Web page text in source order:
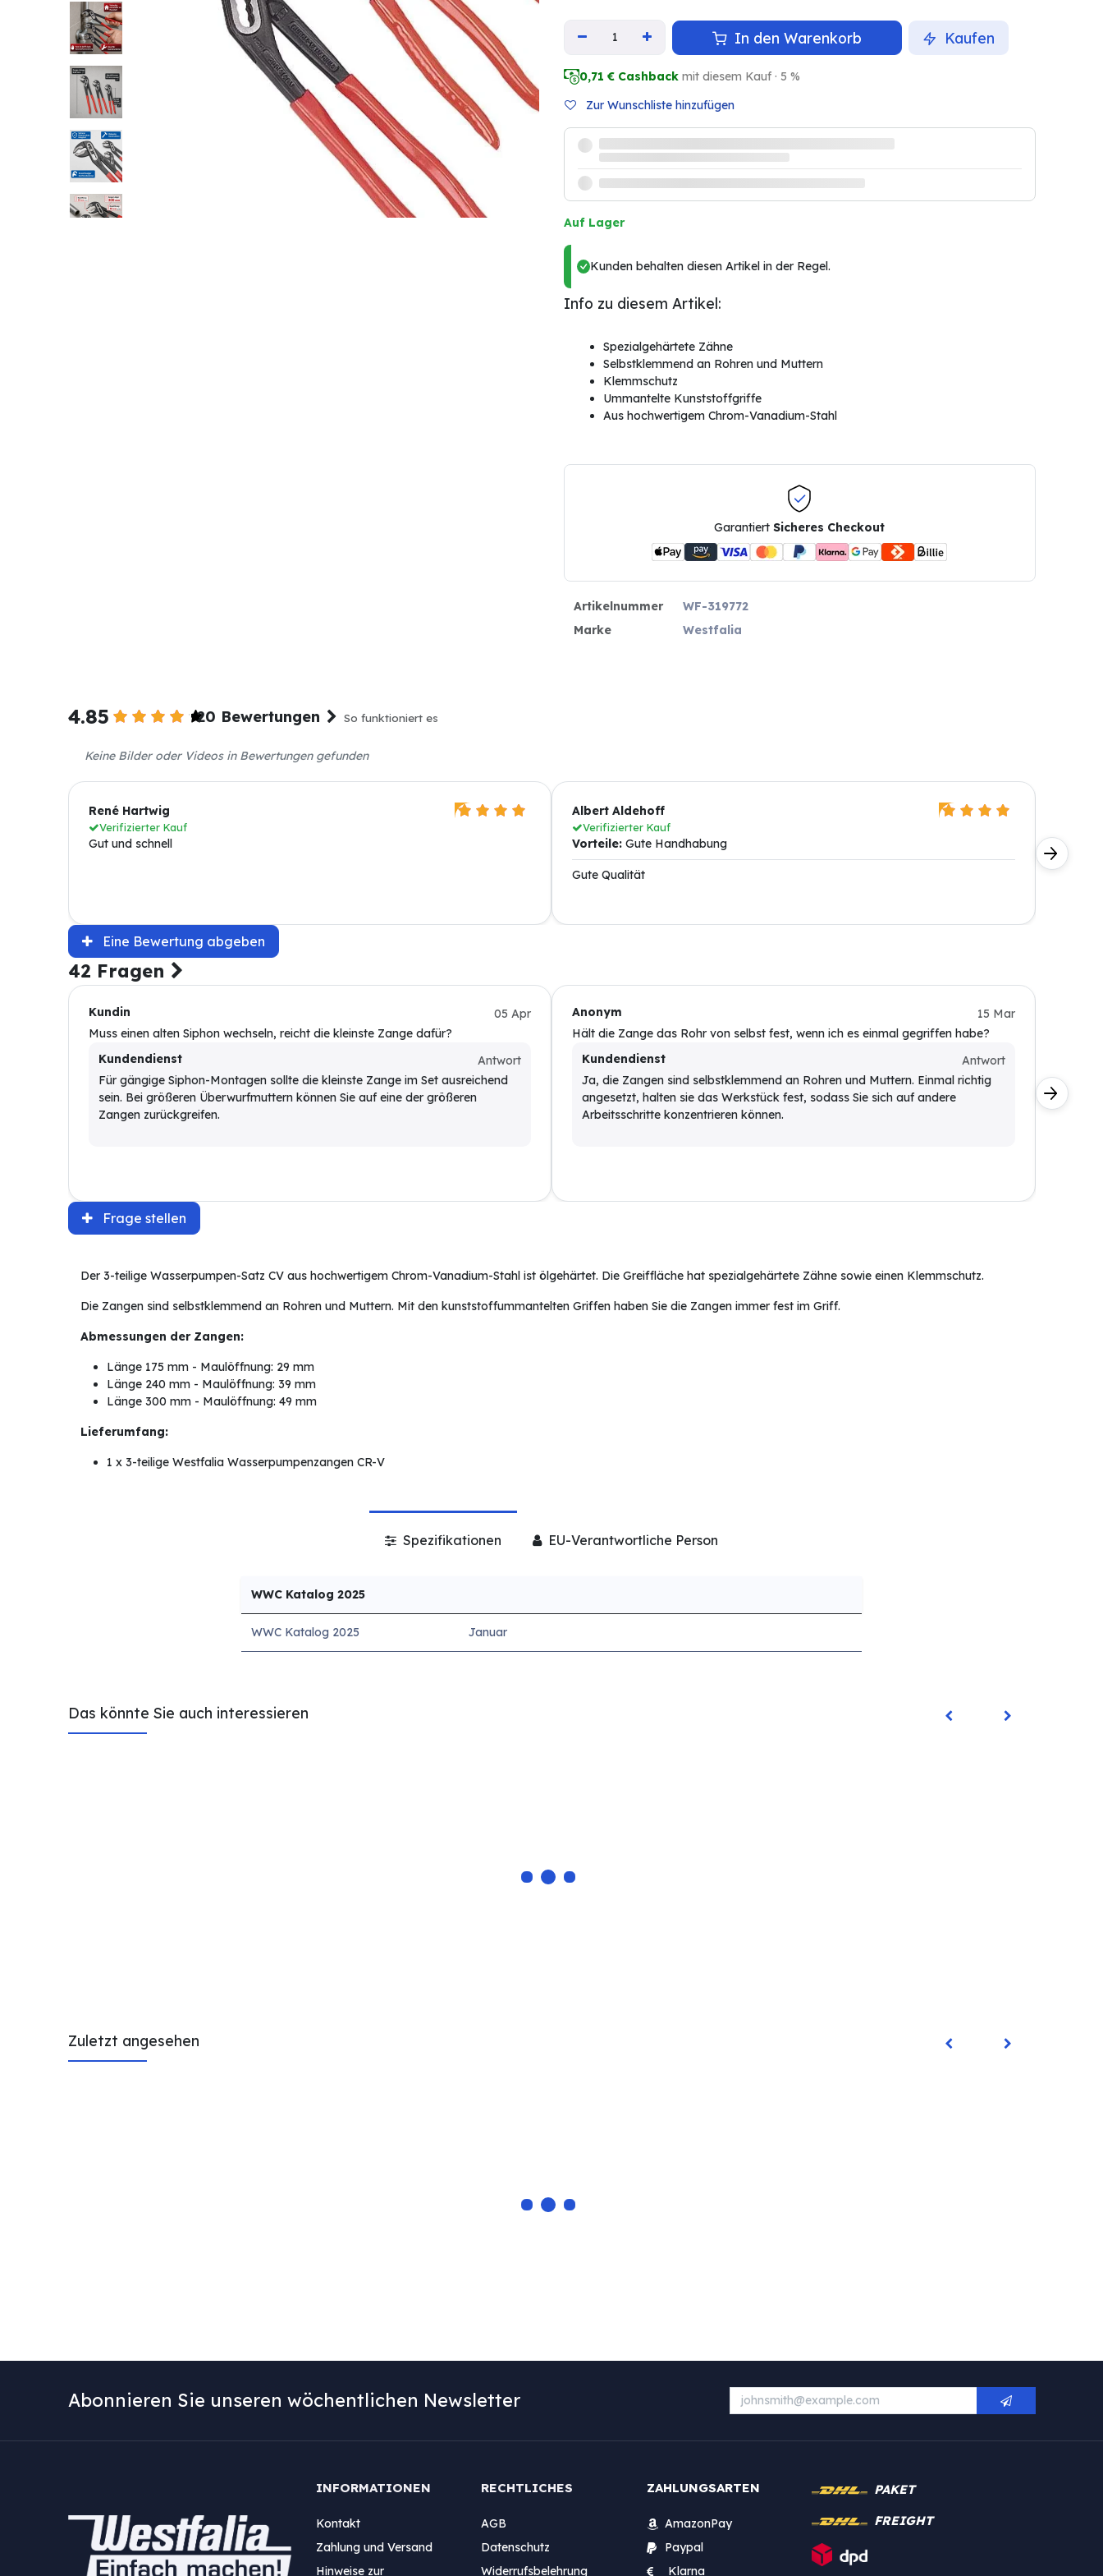
In den Warenkorb Kaufen
0,71 € Cashback mit diesem Kauf · 5 %
Zur Wunschliste hinzufügen
Auf Lager
Kunden behalten diesen Artikel in der Regel.
Info zu diesem Artikel:
Spezialgehärtete Zähne
Selbstklemmend an Rohren und Muttern
Klemmschutz
Ummantelte Kunststoffgriffe
Aus hochwertigem Chrom-Vanadium-Stahl
GarantiertSicheres Checkout
Artikelnummer
WF-319772
Marke
Westfalia
4.85 20 Bewertungen So funktioniert es
Keine Bilder oder Videos in Bewertungen gefunden
René Hartwig
Verifizierter Kauf
Gut und schnell
Albert Aldehoff
Verifizierter Kauf
Vorteile: Gute Handhabung
Gute Qualität
Eine Bewertung abgeben
42 Fragen
Kundin
05 Apr
Muss einen alten Siphon wechseln, reicht die kleinste Zange dafür?
Kundendienst
Antwort
Für gängige Siphon-Montagen sollte die kleinste Zange im Set ausreichend
sein. Bei größeren Überwurfmuttern können Sie auf eine der größeren
Zangen zurückgreifen.
Anonym
15 Mar
Hält die Zange das Rohr von selbst fest, wenn ich es einmal gegriffen habe?
Kundendienst
Antwort
Ja, die Zangen sind selbstklemmend an Rohren und Muttern. Einmal richtig
angesetzt, halten sie das Werkstück fest, sodass Sie sich auf andere
Arbeitsschritte konzentrieren können.
Frage stellen
Der 3-teilige Wasserpumpen-Satz CV aus hochwertigem Chrom-Vanadium-Stahl ist ölgehärtet. Die Greiffläche hat spezialgehärtete Zähne sowie einen Klemmschutz.
Die Zangen sind selbstklemmend an Rohren und Muttern. Mit den kunststoffummantelten Griffen haben Sie die Zangen immer fest im Griff.
Abmessungen der Zangen:
Länge 175 mm - Maulöffnung: 29 mm
Länge 240 mm - Maulöffnung: 39 mm
Länge 300 mm - Maulöffnung: 49 mm
Lieferumfang:
1 x 3-teilige Westfalia Wasserpumpenzangen CR-V
Spezifikationen EU-Verantwortliche Person
WWC Katalog 2025
WWC Katalog 2025 Januar
Das könnte Sie auch interessieren
Zuletzt angesehen
Abonnieren Sie unseren wöchentlichen Newsletter
INFORMATIONEN
Kontakt
Zahlung und Versand
Hinweise zur
RECHTLICHES
AGB
Datenschutz
Widerrufsbelehrung
ZAHLUNGSARTEN
AmazonPay
Paypal
Klarna
PAKET
FREIGHT